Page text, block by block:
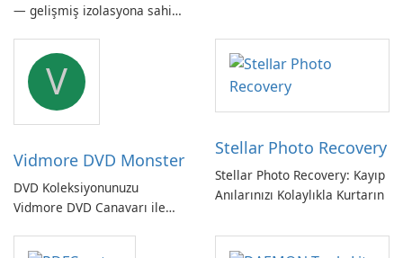
— gelişmiş izolasyona sahip
sistem yedekleme
V
Vidmore DVD Monster
DVD Koleksiyonunuzu
Vidmore DVD Canavarı ile
Stellar Photo Recovery
Stellar Photo Recovery: Kayıp
Anılarınızı Kolaylıkla Kurtarın